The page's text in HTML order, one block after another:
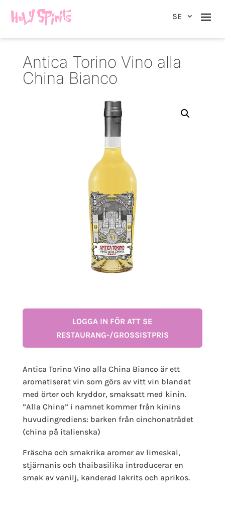
SE
Antica Torino Vino alla
China Bianco
LOGGA IN FÖR ATT SE
RESTAURANG-/GROSSISTPRIS
Antica Torino Vino alla China Bianco är ett
aromatiserat vin som görs av vitt vin blandat
med örter och kryddor, smaksatt med kinin.
”Alla China” i namnet kommer från kinins
huvudingrediens: barken från cinchonaträdet
(china på italienska)
Fräscha och smakrika aromer av limeskal,
stjärnanis och thaibasilika introducerar en
smak av vanilj, kanderad lakrits och aprikos.